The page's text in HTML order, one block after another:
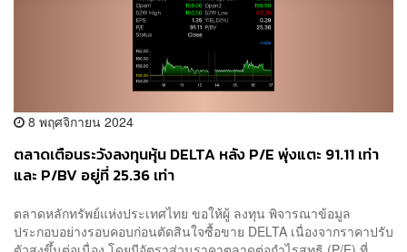
8 พฤศจิกายน 2024
ตลาดเตือนระวังลงทุนหุ้น DELTA หลัง P/E พุ่งแตะ 91.11 เท่า
และ P/BV อยู่ที่ 25.36 เท่า
ตลาดหลักทรัพย์แห่งประเทศไทย ขอให้ผู้ ลงทุน พิจารณาข้อมูล
ประกอบอย่างรอบคอบก่อนตัดสินใจซื้อขาย DELTA เนื่องจากราคาปรับ